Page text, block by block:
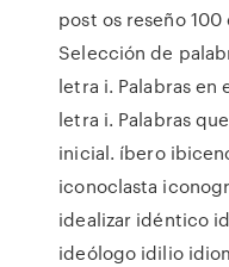
post os reseño
Selección de
letra i. Palabras en
letra i. Palabras
inicial. íbero
iconoclasta
idealizar idéntico
ideólogo idilio